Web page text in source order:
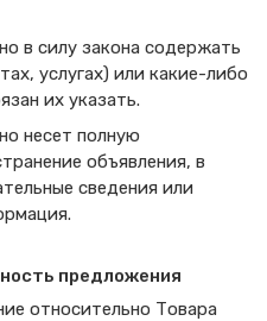
в силу закона содержать
услугах) или какие-либо
их указать.
несет полную
объявления, в
сведения или
предложения
относительно Товара